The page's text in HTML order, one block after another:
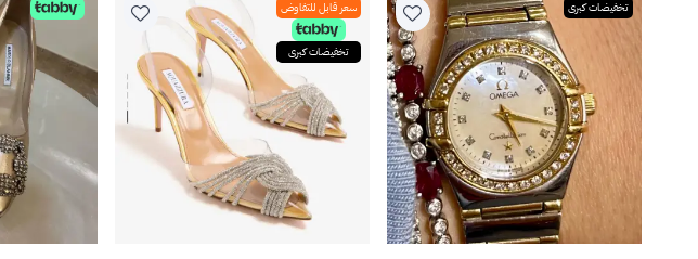
تخفيضات كبرى سعر قابل للتفاوض
تخفيضات كبرى